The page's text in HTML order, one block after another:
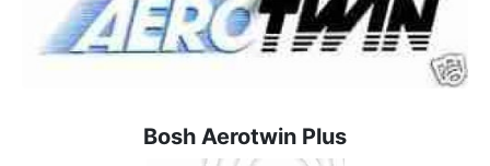
Bosh Aerotwin Plus